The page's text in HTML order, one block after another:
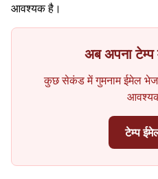
आवश्यक है।
अब अपना टेम्प
कुछ सेकंड में गुमनाम ईमेल
टेम्प